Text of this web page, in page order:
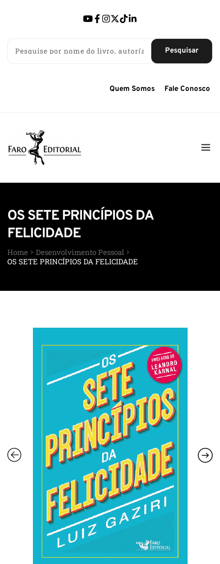
Pesquisar
Quem Somos Fale Conosco
OS SETE PRINCÍPIOS DA
FELICIDADE
Home
Desenvolvimento Pessoal
OS SETE PRINCÍPIOS DA FELICIDADE